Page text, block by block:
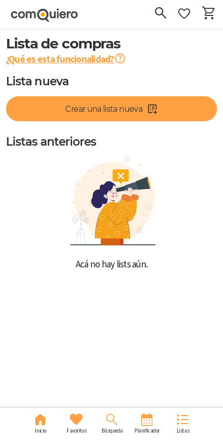
Lista de compras
¿Qué es esta funcionalidad?
Lista nueva
Crear una lista nueva
Listas anteriores
Acá no hay lists aún.
Inicio Favoritos Búsqueda Planificador Listas